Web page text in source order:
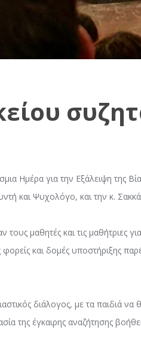
Ημέρα για την Εξάλειψη της
και Ψυχολόγο, και την κ.
τους μαθητές και τις
και δομές υποστήριξης
διάλογος, με τα παιδιά να
της έγκαιρης αναζήτησης